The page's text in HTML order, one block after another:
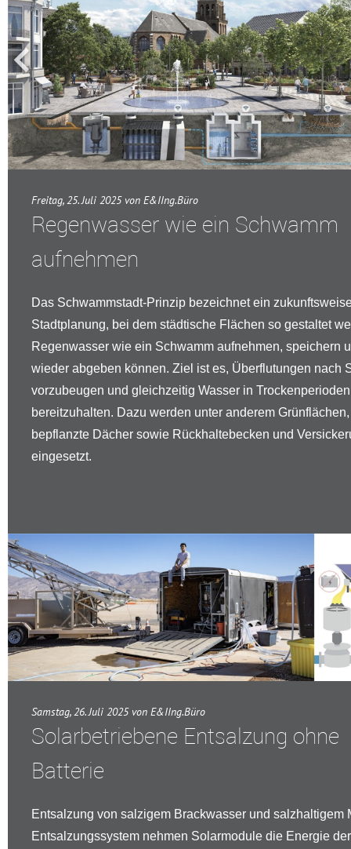
Freitag, 25. Juli 2025 von E&IIng.Büro
Regenwasser wie ein Schwamm
aufnehmen
Das Schwammstadt-Prinzip bezeichnet ein
Stadtplanung, bei dem städtische Flächen so gestaltet
Regenwasser wie ein Schwamm aufnehmen, speichern
wieder abgeben können. Ziel ist es, Überflutungen nach
vorzubeugen und gleichzeitig Wasser in
bereitzuhalten. Dazu werden unter anderem
bepflanzte Dächer sowie Rückhaltebecken und
eingesetzt.
Samstag, 26. Juli 2025 von E&IIng.Büro
Solarbetriebene Entsalzung ohne
Batterie
Entsalzung von salzigem Brackwasser und salzhaltigem
Entsalzungssystem nehmen Solarmodule die Energie